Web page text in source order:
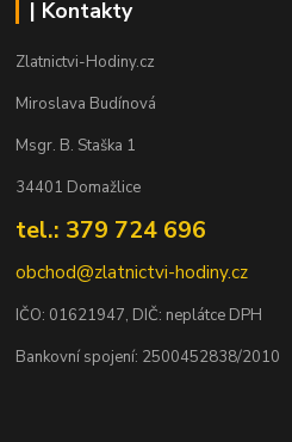
| Kontakty
Zlatnictvi-Hodiny.cz
Miroslava Budínová
Msgr. B. Staška 1
34401 Domažlice
tel.: 379 724 696
obchod@zlatnictvi-hodiny.cz
IČO: 01621947, DIČ: neplátce DPH
Bankovní spojení: 2500452838/2010